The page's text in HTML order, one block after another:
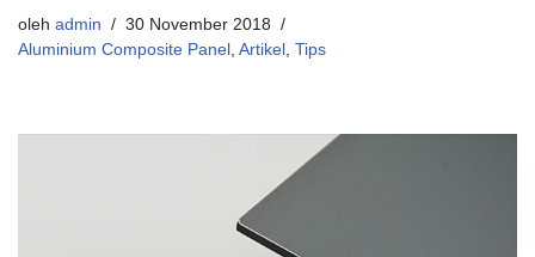
oleh admin
30 November 2018
Aluminium Composite Panel , Artikel , Tips